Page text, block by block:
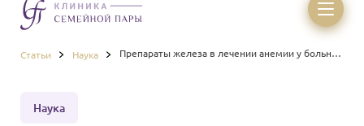
Статьи Наука
Препараты железа в лечении анемии у больных
Наука